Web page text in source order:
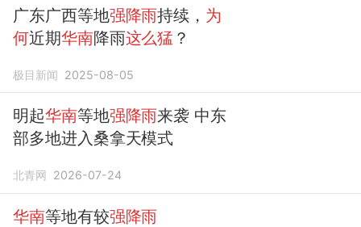
广东广西等地强降雨持续， 为
何近期华南降雨这么猛 ？
极目新闻 2025-08-05
明起华南等地强降雨来袭 中东
部多地进入桑拿天模式
北青网 2026-07-24
华南等地有较强降雨